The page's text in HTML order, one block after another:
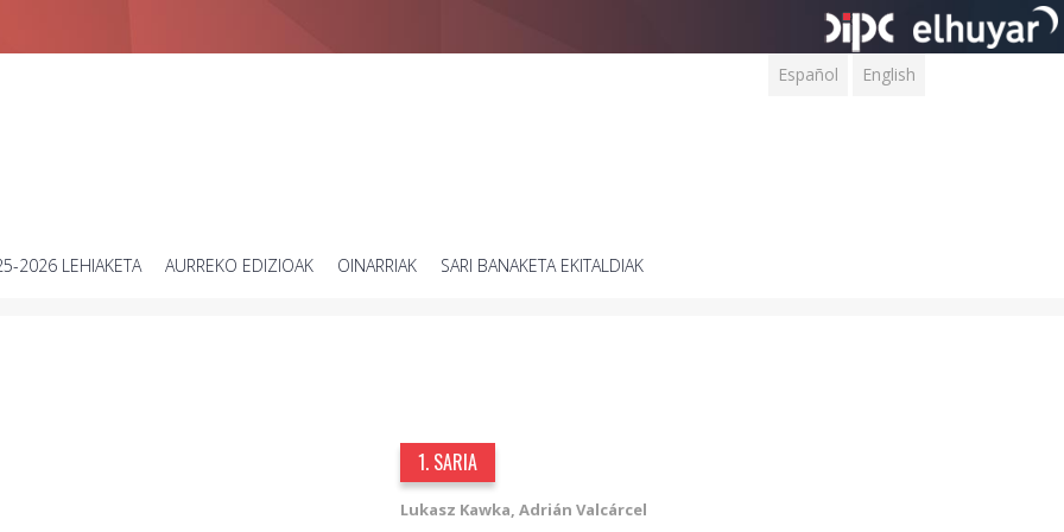
Español English
2026 LEHIAKETA AURREKO EDIZIOAK OINARRIAK SARI BANAKETA EKITALDIAK
1. SARIA
Lukasz Kawka, Adrián Valcárcel